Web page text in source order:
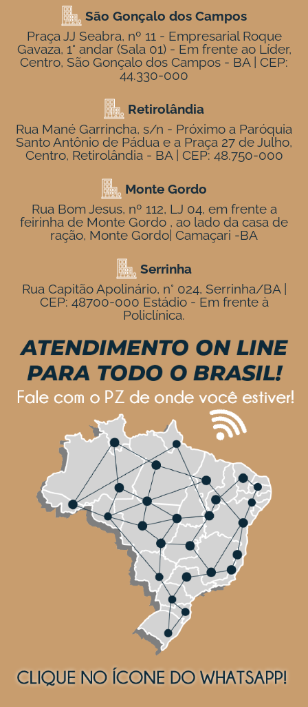
São Gonçalo dos Campos
Praça JJ Seabra, nº 11 - Empresarial Roque
Gavaza, 1° andar (Sala 01) - Em frente ao Líder,
Centro, São Gonçalo dos Campos - BA | CEP:
44.330-000
Retirolândia
Rua Mané Garrincha, s/n - Próximo a Paróquia
Santo Antônio de Pádua e a Praça 27 de Julho,
Centro, Retirolândia - BA | CEP: 48.750-000
Monte Gordo
Rua Bom Jesus, nº 112, LJ 04, em frente a
feirinha de Monte Gordo , ao lado da casa de
ração, Monte Gordo| Camaçari -BA
Serrinha
Rua Capitão Apolinário, n° 024, Serrinha/BA |
CEP: 48700-000 Estádio - Em frente à
Policlínica.